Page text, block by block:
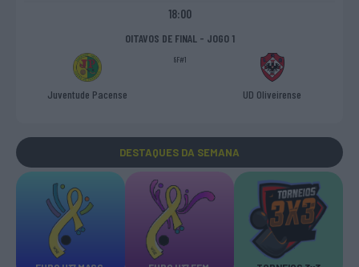
18:00
OITAVOS DE FINAL - JOGO 1
Juventude Pacense
8F#1
UD Oliveirense
DESTAQUES DA SEMANA